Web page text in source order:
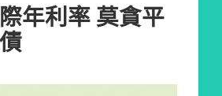
年利率 莫貪平